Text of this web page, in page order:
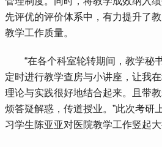
先评优的评价体系中，有力提升了
教学工作质量。
“在各个科室轮转期间，教学秘
定时进行教学查房与小讲座，让我
理论与实践很好地结合起来。且带
烦答疑解惑，传道授业。”此次考研
习学生陈亚亚对医院教学工作竖起大